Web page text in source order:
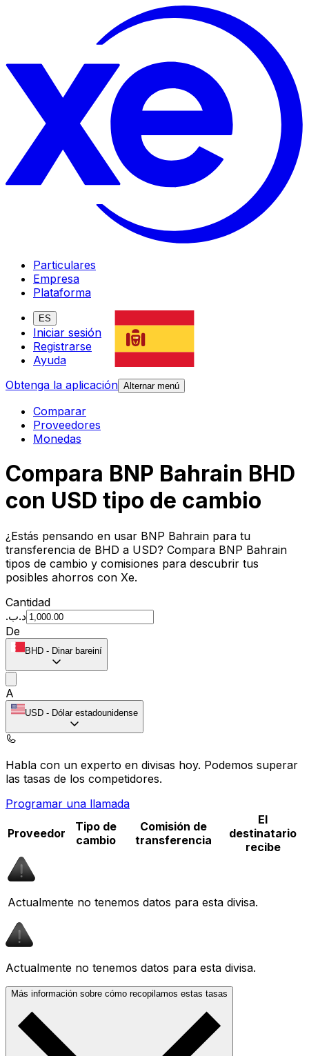
Particulares
Empresa
Plataforma
ES
Iniciar sesión
Registrarse
Ayuda
Obtenga la aplicación Alternar menú
Comparar
Proveedores
Monedas
Compara BNP Bahrain BHD
con USD tipo de cambio
¿Estás pensando en usar BNP Bahrain para tu
transferencia de BHD a USD? Compara BNP Bahrain
tipos de cambio y comisiones para descubrir tus
posibles ahorros con Xe.
Cantidad
.د.ب
De
BHD - Dinar bareiní
A
USD - Dólar estadounidense
Habla con un experto en divisas hoy. Podemos superar
las tasas de los competidores.
Programar una llamada
Proveedor
Tipo de
cambio
Comisión de
transferencia
El
destinatario
recibe
Actualmente no tenemos datos para esta divisa.
Actualmente no tenemos datos para esta divisa.
Más información sobre cómo recopilamos estas tasas